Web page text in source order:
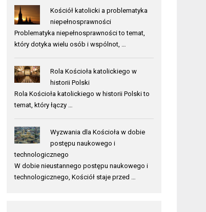
Kościół katolicki a problematyka
niepełnosprawności
Problematyka niepełnosprawności to temat,
który dotyka wielu osób i wspólnot, …
Rola Kościoła katolickiego w
historii Polski
Rola Kościoła katolickiego w historii Polski to
temat, który łączy …
Wyzwania dla Kościoła w dobie
postępu naukowego i
technologicznego
W dobie nieustannego postępu naukowego i
technologicznego, Kościół staje przed …